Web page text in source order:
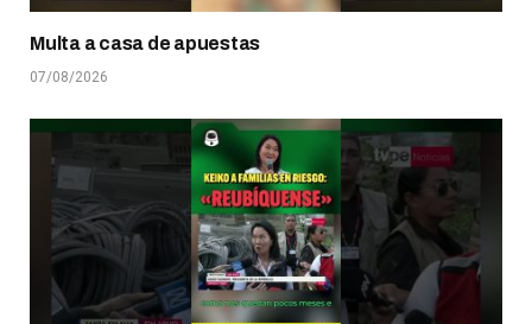
Multa a casa de apuestas
07/08/2026